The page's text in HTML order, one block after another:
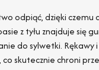
odpiąć, dzięki czemu
z tyłu znajduje się
do sylwetki. Rękawy
skutecznie chroni